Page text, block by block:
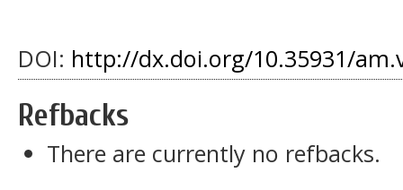
DOI: http://dx.doi.org/10.35931/
Refbacks
There are currently no refbacks.